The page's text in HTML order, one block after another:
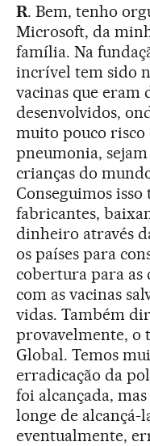
R. Bem, tenho
Microsoft, da
família. Na
incrível tem sido
vacinas que eram
desenvolvidos,
muito pouco
pneumonia,
crianças do
Conseguimos
fabricantes,
dinheiro através
os países para
cobertura para as
com as vacinas
vidas. Também
provavelmente, o
Global. Temos
erradicação da
foi alcançada,
longe de alcançá-
eventualmente,